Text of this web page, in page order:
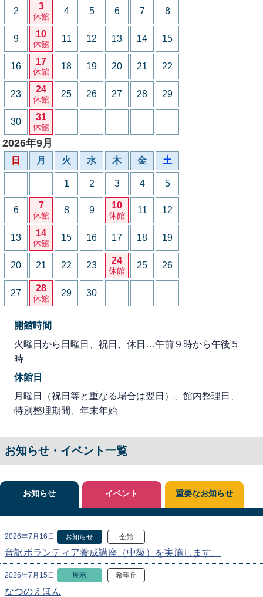
2 3
休館
4 5 6 7 8
9 10
休館
11 12 13 14 15
16 17
休館
18 19 20 21 22
23 24
休館
25 26 27 28 29
30 31
休館
2026年9月
日 月 火 水 木 金 土
1 2 3 4 5
6 7
休館
8 9 10
休館
11 12
13 14
休館
15 16 17 18 19
20 21 22 23 24
休館
25 26
27 28
休館
29 30
開館時間
火曜日から日曜日、祝日、休日…午前９時から午後５
時
休館日
月曜日（祝日等と重なる場合は翌日）、館内整理日、
特別整理期間、年末年始
お知らせ・イベント一覧
お知らせ
2026年7月16日 お知らせ 全館
音訳ボランティア養成講座（中級）を実施します。
2026年7月15日 展示 希望丘
なつのえほん
イベント 重要なお知らせ